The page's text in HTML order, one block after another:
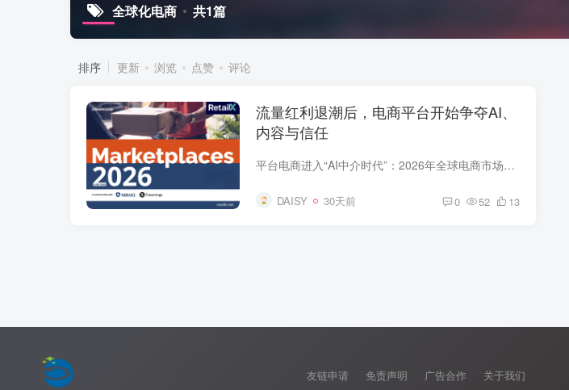
全球化电商 共1篇
排序 更新 浏览 点赞 评论
流量红利退潮后，电商平台开始争夺AI、
内容与信任
平台电商进入“AI中介时代”：2026年全球电商市场的7个关键变化 全球电商没有停止增长，但增长的底层逻辑正在改变。 过去，卖家讨论平台竞争，核心往往是流量、佣金、物流和价格；进入2026年后...
DAISY 30天前 0 52 13
友链申请 免责声明 广告合作 关于我们